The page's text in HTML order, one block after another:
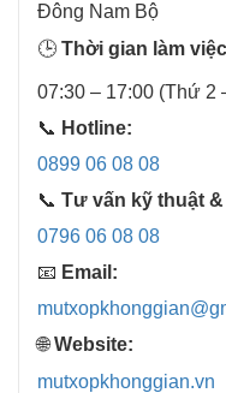
Đông Nam Bộ
🕒 Thời gian làm
07:30 – 17:00 (Thứ 2
📞 Hotline:
0899 06 08 08
📞 Tư vấn kỹ thuật
0796 06 08 08
📧 Email:
🌐Website:
mutxopkhonggian.vn